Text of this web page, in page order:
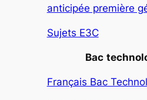
anticipée première
Sujets E3C
Bac
Français Bac